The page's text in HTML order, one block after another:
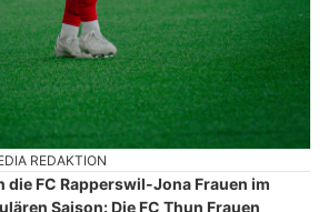
REDAKTION
die FC Rapperswil-Jona Frauen im
Saison: Die FC Thun Frauen